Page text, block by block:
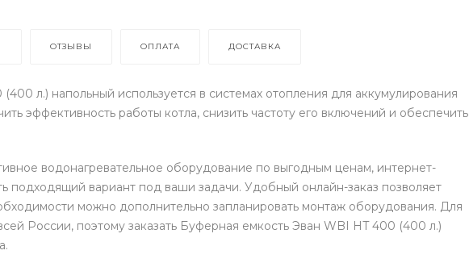
ОТЗЫВЫ ОПЛАТА ДОСТАВКА
л.) напольный используется в системах отопления для аккумулирования
эффективность работы котла, снизить частоту его включений и обеспечить
водонагревательное оборудование по выгодным ценам, интернет-
подходящий вариант под ваши задачи. Удобный онлайн-заказ позволяет
можно дополнительно запланировать монтаж оборудования. Для
России, поэтому заказать Буферная емкость Эван WBI HT 400 (400 л.)